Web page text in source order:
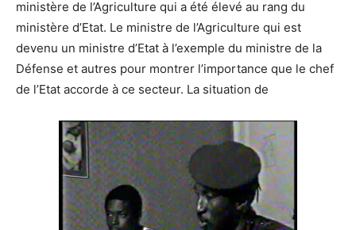
ministère de l’Agriculture qui a été élevé au rang du
ministère d’Etat. Le ministre de l’Agriculture qui est
devenu un ministre d’Etat à l’exemple du ministre de la
Défense et autres pour montrer l’importance que le chef
de l’Etat accorde à ce secteur. La situation de